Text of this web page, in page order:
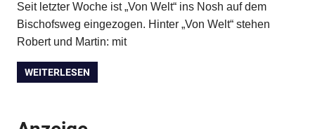
Seit letzter Woche ist „Von Welt“ ins Nosh auf dem
Bischofsweg eingezogen. Hinter „Von Welt“ stehen
Robert und Martin: mit
WEITERLESEN